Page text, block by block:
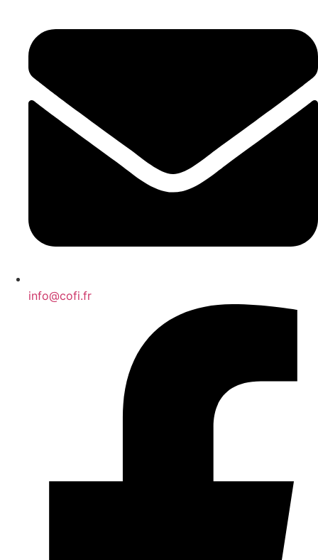
info@cofi.fr